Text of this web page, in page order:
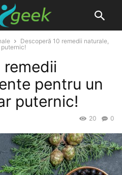
Descoperă 10 remedii naturale,
remedii
pentru un
puternic!
0
20